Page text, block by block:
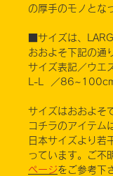
の厚手のモノとな
■サイズは、
おおよそ下記の通
サイズ表記／ウエ
L-L ／
サイズはおおよそ
コチラのアイテム
日本サイズより若
っています。ご不
ページをご参考下